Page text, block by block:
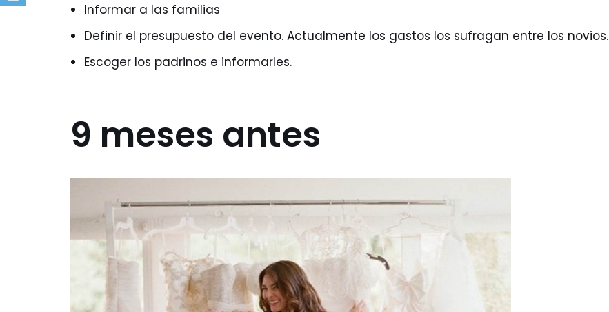
Informar a las familias
Definir el presupuesto del evento. Actualmente los gastos los sufragan entre los novios.
Escoger los padrinos e informarles.
9 meses antes